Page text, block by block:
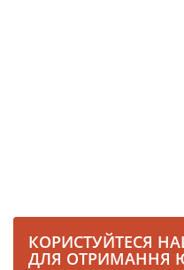
КОРИСТУЙТЕСЯ
ДЛЯ ОТРИМАННЯ